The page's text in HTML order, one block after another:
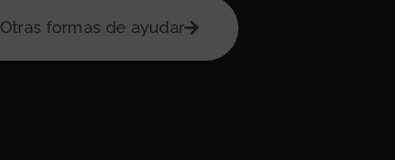
Otras formas de ayudar